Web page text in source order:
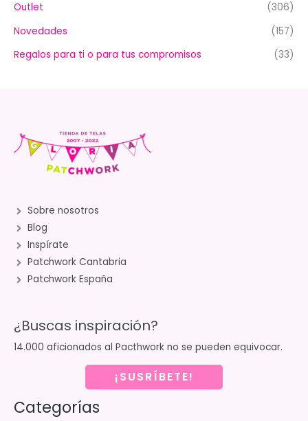
Outlet
(306)
Novedades
(157)
Regalos para ti o para tus compromisos
(33)
Sobre nosotros
Blog
Inspírate
Patchwork Cantabria
Patchwork España
¿Buscas inspiración?
14.000 aficionados al Pacthwork no se pueden equivocar.
¡SUSRÍBETE!
Categorías